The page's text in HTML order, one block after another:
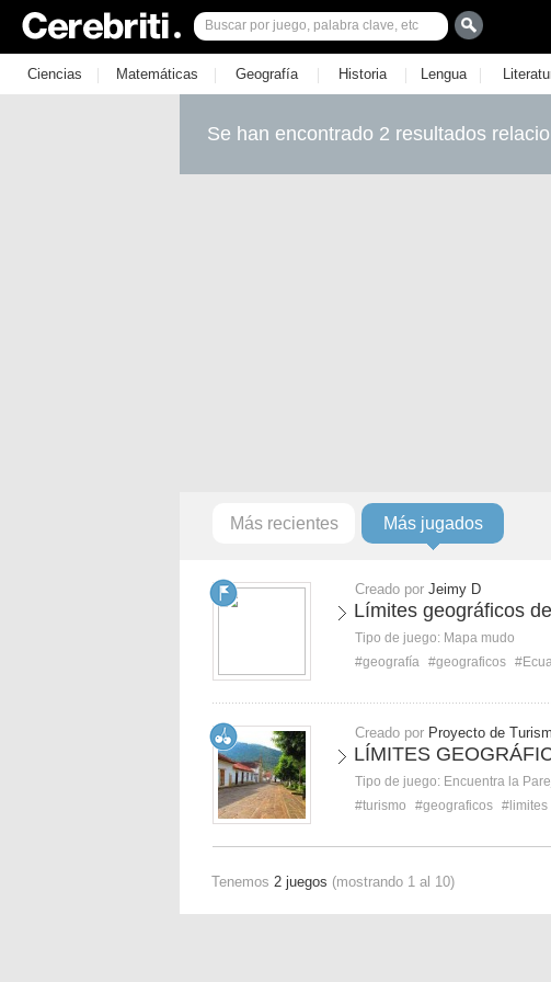
Ciencias | Matemáticas | Geografía | Historia | Lengua |
Se han encontrado 2 resultados
Más recientes Más jugados
Creado por Jeimy D
Límites geográficos
Tipo de juego: Mapa mudo
#geografía #geograficos
Creado por Proyecto de
LÍMITES
Tipo de juego: Encuentra la
#turismo
#geograficos #limites
Tenemos 2 juegos (mostrando 1 al 10)